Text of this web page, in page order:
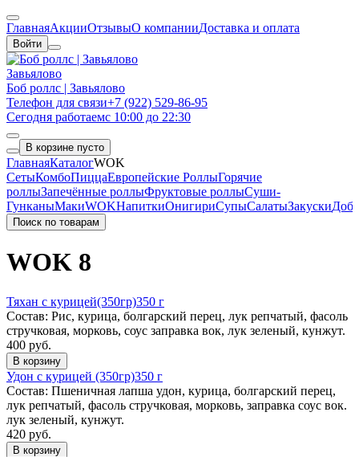
ГлавнаяАкцииОтзывыО компанииДоставка и оплата
Войти
Завьялово
Боб роллс | Завьялово
Телефон для связи+7 (922) 529-86-95
Сегодня работаемс 10:00 до 22:30
В корзине пусто
ГлавнаяКаталогWOK
СетыКомбоПиццаЕвропейские РоллыГорячие
роллыЗапечённые роллыФруктовые роллыСуши-
ГунканыМакиWOKНапиткиОнигириСупыСалатыЗакуски
Поиск по товарам
WOK 8
Тяхан с курицей(350гр)350 г
Состав: Рис, курица, болгарский перец, лук репчатый, фасоль
стручковая, морковь, соус заправка вок, лук зеленый, кунжут.
400 руб.
В корзину
Удон с курицей (350гр)350 г
Состав: Пшеничная лапша удон, курица, болгарский перец,
лук репчатый, фасоль стручковая, морковь, заправка соус вок.
лук зеленый, кунжут.
420 руб.
В корзину